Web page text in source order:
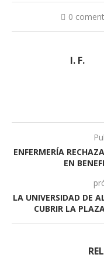
0
I. F.
ENFERMERÍA
EN
LA UNIVERSIDAD DE
CUBRIR LA